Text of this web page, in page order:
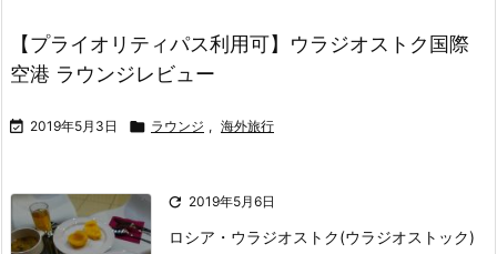
【プライオリティパス利用可】ウラジオストク国際
空港 ラウンジレビュー
 2019年5月3日  ラウンジ , 海外旅行
 2019年5月6日
ロシア・ウラジオストク(ウラジオストック)